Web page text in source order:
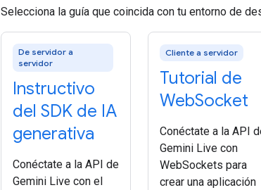
Selecciona la guía que coincida con tu entorno de
De servidor a
servidor
Instructivo
del SDK de IA
generativa
Conéctate a la API de
Gemini Live con el
Cliente a servidor
Tutorial de
WebSocket
Conéctate a la API
Gemini Live con
WebSockets para
crear una aplicación